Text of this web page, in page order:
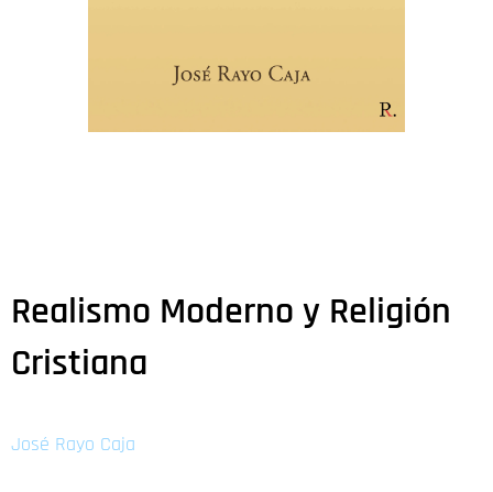
Realismo Moderno y Religión
Cristiana
José Rayo Caja